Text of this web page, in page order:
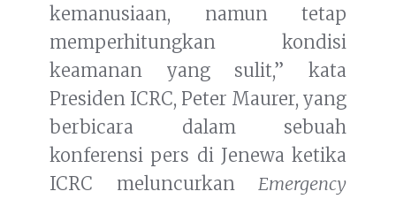
kemanusiaan, namun tetap
memperhitungkan kondisi
keamanan yang sulit,” kata
Presiden ICRC, Peter Maurer, yang
berbicara dalam sebuah
konferensi pers di Jenewa ketika
ICRC meluncurkan Emergency